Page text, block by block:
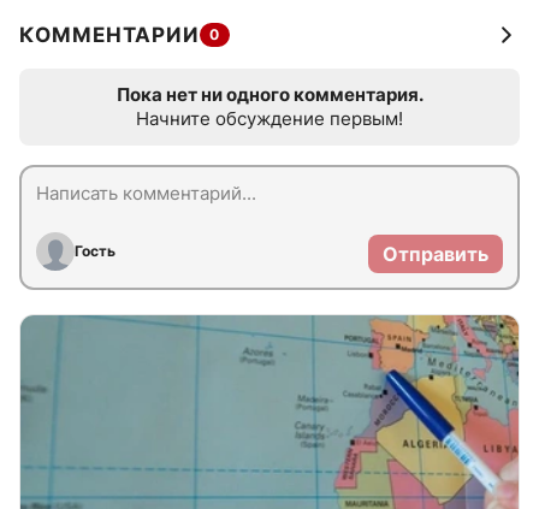
КОММЕНТАРИИ 0
Пока нет ни одного комментария.
Начните обсуждение первым!
Гость Отправить